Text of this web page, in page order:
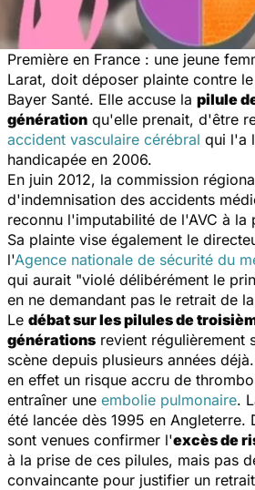
Première en France : une jeune
Larat, doit déposer plainte contre
Bayer Santé. Elle accuse la pilule
génération qu'elle prenait, d'être
accident vasculaire cérébral qui l'a
handicapée en 2006.
En juin 2012, la commission
d'indemnisation des accidents
reconnu l'imputabilité de l'AVC à la
Sa plainte vise également le
l'Agence nationale de sécurité du
qui aurait "violé délibérément le
en ne demandant pas le retrait de
Le débat sur les pilules de
générations revient régulièrement
scène depuis plusieurs années
en effet un risque accru de
entraîner une embolie pulmonaire.
été lancée dès 1995 en Angleterre.
sont venues confirmer l'excès de
à la prise de ces pilules, mais pas
convaincante pour justifier un